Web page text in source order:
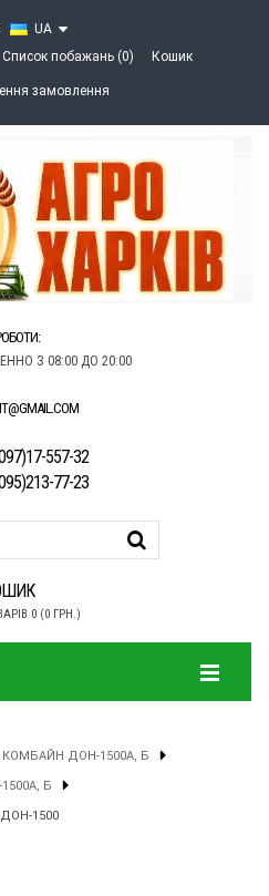
UA
Список побажань (0) Кошик
замовлення
З 08:00 ДО 20:00
557-32
77-23
0 (0 ГРН.)
ДОН-1500А, Б
Б
1500